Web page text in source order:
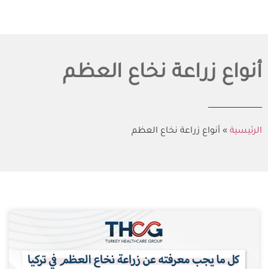
أنواع زراعة نخاع العظم
الرئيسية » أنواع زراعة نخاع العظم